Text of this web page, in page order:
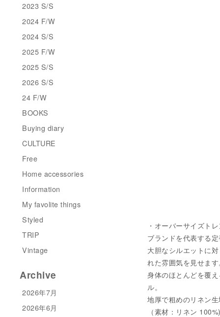
・オーバーサイズト
ブランドを代表する
大胆なシルエットに
れた雰囲気を見せま
身体のほとんどを覆
ル。
地厚で粗めのリネン
（素材：リネン
2023 S/S
2024 F/W
2024 S/S
2025 F/W
2025 S/S
2026 S/S
24 F/W
BOOKS
Buying diary
CULTURE
Free
Home accessories
Information
My favolite things
Styled
TRIP
Vintage
Archive
2026年7月
2026年6月